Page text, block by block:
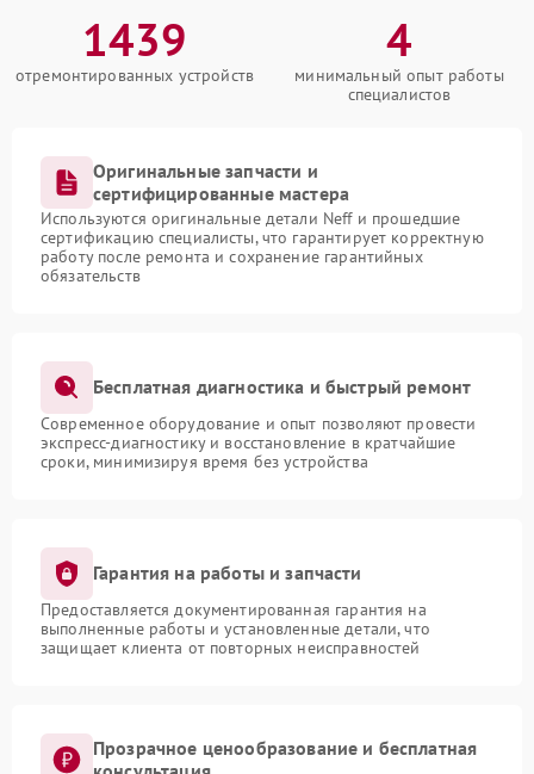
1439
отремонтированных устройств
4
минимальный опыт работы
специалистов
Оригинальные запчасти и
сертифицированные мастера
Используются оригинальные детали Neff и прошедшие
сертификацию специалисты, что гарантирует корректную
работу после ремонта и сохранение гарантийных
обязательств
Бесплатная диагностика и быстрый ремонт
Современное оборудование и опыт позволяют провести
экспресс-диагностику и восстановление в кратчайшие
сроки, минимизируя время без устройства
Гарантия на работы и запчасти
Предоставляется документированная гарантия на
выполненные работы и установленные детали, что
защищает клиента от повторных неисправностей
Прозрачное ценообразование и бесплатная